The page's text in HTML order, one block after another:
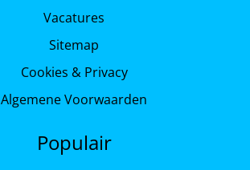
Vacatures
Sitemap
Cookies & Privacy
Algemene Voorwaarden
Populair